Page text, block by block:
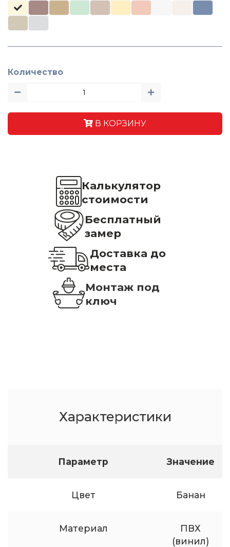
Количество
В КОРЗИНУ
Калькулятор
стоимости
Бесплатный
замер
Доставка до
места
Монтаж под
ключ
Характеристики
Параметр Значение
Цвет Банан
Материал
ПВХ
(винил)